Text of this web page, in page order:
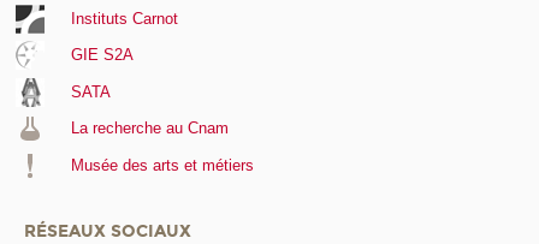
Instituts Carnot
GIE S2A
SATA
La recherche au Cnam
Musée des arts et métiers
RÉSEAUX SOCIAUX